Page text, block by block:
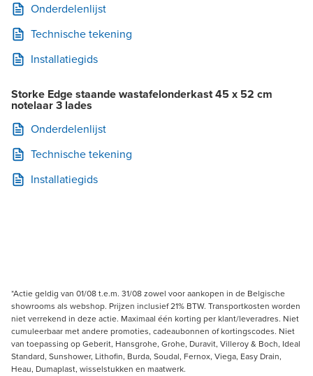
Onderdelenlijst
Technische tekening
Installatiegids
Storke Edge staande wastafelonderkast 45 x 52 cm
notelaar 3 lades
Onderdelenlijst
Technische tekening
Installatiegids
*Actie geldig van 01/08 t.e.m. 31/08 zowel voor aankopen in de Belgische
showrooms als webshop. Prijzen inclusief 21% BTW. Transportkosten worden
niet verrekend in deze actie. Maximaal één korting per klant/leveradres. Niet
cumuleerbaar met andere promoties, cadeaubonnen of kortingscodes. Niet
van toepassing op Geberit, Hansgrohe, Grohe, Duravit, Villeroy & Boch, Ideal
Standard, Sunshower, Lithofin, Burda, Soudal, Fernox, Viega, Easy Drain,
Heau, Dumaplast, wisselstukken en maatwerk.